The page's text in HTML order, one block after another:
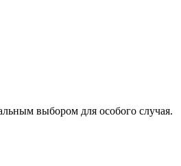
выбором для особого случая.